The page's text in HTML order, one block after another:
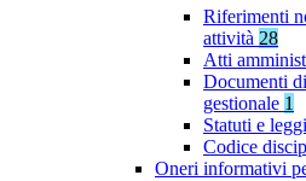
Riferimenti
attività 28
Atti
Documenti
gestionale 1
Statuti e
Codice
Oneri informativi